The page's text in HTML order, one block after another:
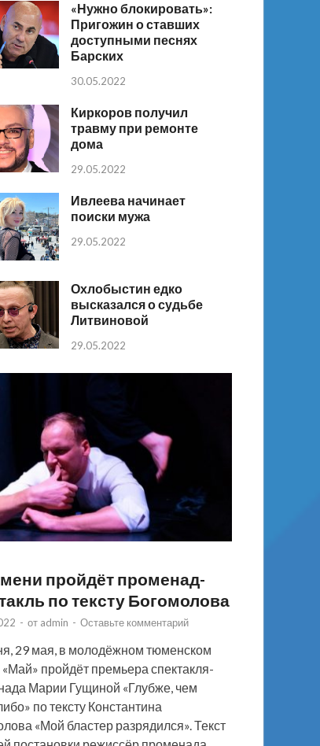
«Нужно блокировать»:
Пригожин о ставших
доступными песнях
Барских
30.05.2022
Киркоров получил
травму при ремонте
дома
29.05.2022
Ивлеева начинает
поиски мужа
29.05.2022
Охлобыстин едко
высказался о судьбе
Литвиновой
29.05.2022
пройдёт променад-
по тексту Богомолова
- от admin - Оставьте комментарий
29 мая, в молодёжном тюменском
«Май» пройдёт премьера спектакля-
Марии Гущиной «Глубже, чем
по тексту Константина
«Мой бластер разрядился». Текст